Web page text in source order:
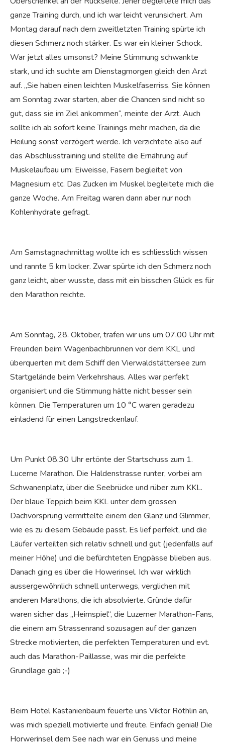
ganze Training durch, und ich war leicht verunsichert. Am
Montag darauf nach dem zweitletzten Training spürte ich
diesen Schmerz noch stärker. Es war ein kleiner Schock.
War jetzt alles umsonst? Meine Stimmung schwankte
stark, und ich suchte am Dienstagmorgen gleich den Arzt
auf. „Sie haben einen leichten Muskelfaserriss. Sie können
am Sonntag zwar starten, aber die Chancen sind nicht so
gut, dass sie im Ziel ankommen“, meinte der Arzt. Auch
sollte ich ab sofort keine Trainings mehr machen, da die
Heilung sonst verzögert werde. Ich verzichtete also auf
das Abschlusstraining und stellte die Ernährung auf
Muskelaufbau um: Eiweisse, Fasern begleitet von
Magnesium etc. Das Zucken im Muskel begleitete mich die
ganze Woche. Am Freitag waren dann aber nur noch
Kohlenhydrate gefragt.
Am Samstagnachmittag wollte ich es schliesslich wissen
und rannte 5 km locker. Zwar spürte ich den Schmerz noch
ganz leicht, aber wusste, dass mit ein bisschen Glück es für
den Marathon reichte.
Am Sonntag, 28. Oktober, trafen wir uns um 07.00 Uhr mit
Freunden beim Wagenbachbrunnen vor dem KKL und
überquerten mit dem Schiff den Vierwaldstättersee zum
Startgelände beim Verkehrshaus. Alles war perfekt
organisiert und die Stimmung hätte nicht besser sein
können. Die Temperaturen um 10 °C waren geradezu
einladend für einen Langstreckenlauf.
Um Punkt 08.30 Uhr ertönte der Startschuss zum 1.
Lucerne Marathon. Die Haldenstrasse runter, vorbei am
Schwanenplatz, über die Seebrücke und rüber zum KKL.
Der blaue Teppich beim KKL unter dem grossen
Dachvorsprung vermittelte einem den Glanz und Glimmer,
wie es zu diesem Gebäude passt. Es lief perfekt, und die
Läufer verteilten sich relativ schnell und gut (jedenfalls auf
meiner Höhe) und die befürchteten Engpässe blieben aus.
Danach ging es über die Howerinsel. Ich war wirklich
aussergewöhnlich schnell unterwegs, verglichen mit
anderen Marathons, die ich absolvierte. Gründe dafür
waren sicher das „Heimspiel“, die Luzerner Marathon-Fans,
die einem am Strassenrand sozusagen auf der ganzen
Strecke motivierten, die perfekten Temperaturen und evt.
auch das Marathon-Paillasse, was mir die perfekte
Grundlage gab ;-)
Beim Hotel Kastanienbaum feuerte uns Viktor Röthlin an,
was mich speziell motivierte und freute. Einfach genial! Die
Horwerinsel dem See nach war ein Genuss und meine